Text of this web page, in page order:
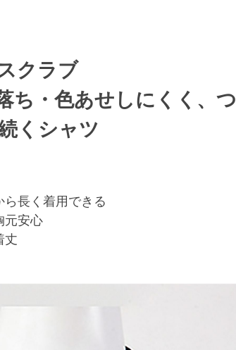
クラブ
ち・色あせしにくく、つ
くシャツ
ら長く着用できる
元安心
丈